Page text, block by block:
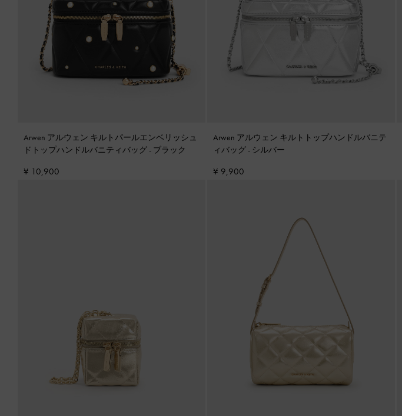
Arwen アルウェン キルトパールエンベリッシュ
ドトップハンドルバニティバッグ - ブラック
¥ 10,900
Arwen アルウェン キルトトップハンドルバニテ
ィバッグ - シルバー
¥ 9,900